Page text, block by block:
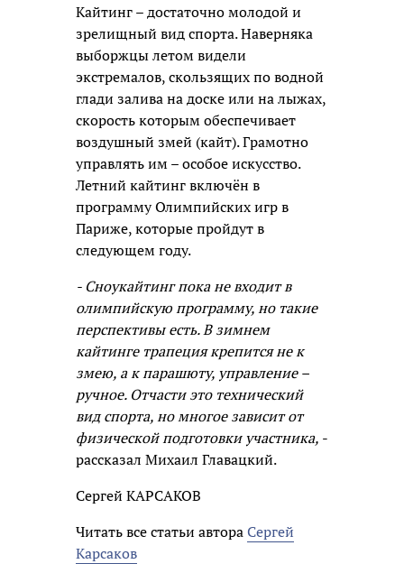
Кайтинг – достаточно молодой и
зрелищный вид спорта. Наверняка
выборжцы летом видели
экстремалов, скользящих по водной
глади залива на доске или на лыжах,
скорость которым обеспечивает
воздушный змей (кайт). Грамотно
управлять им – особое искусство.
Летний кайтинг включён в
программу Олимпийских игр в
Париже, которые пройдут в
следующем году.
- Сноукайтинг пока не входит в
олимпийскую программу, но такие
перспективы есть. В зимнем
кайтинге трапеция крепится не к
змею, а к парашюту, управление –
ручное. Отчасти это технический
вид спорта, но многое зависит от
физической подготовки участника, -
рассказал Михаил Главацкий.
Сергей КАРСАКОВ
Читать все статьи автораСергей
Карсаков